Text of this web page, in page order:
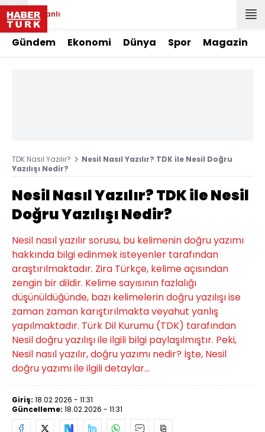
Canlı
Gündem Ekonomi Dünya Spor Magazin
TDK Nasıl Yazılır?
Nesil Nasıl Yazılır? TDK ile Nesil Doğru
Yazılışı Nedir?
Nesil Nasıl Yazılır? TDK ile Nesil
Doğru Yazılışı Nedir?
Nesil nasıl yazılır sorusu, bu kelimenin doğru yazımı
hakkında bilgi edinmek isteyenler tarafından
araştırılmaktadır. Zira Türkçe, kelime açısından
zengin bir dildir. Kelime sayısının fazlalığı
düşünüldüğünde, bazı kelimelerin doğru yazılışı ise
zaman zaman karıştırılmakta veyahut yanlış
yapılmaktadır. Türk Dil Kurumu (TDK) tarafından
Nesil doğru yazılışı ile ilgili bilgi paylaşılmıştır. Peki,
Nesil nasıl yazılır, doğru yazımı nedir? İşte, Nesil
doğru yazımı ile ilgili detaylar...
Giriş: 18.02.2026 - 11:31
Güncelleme: 18.02.2026 - 11:31